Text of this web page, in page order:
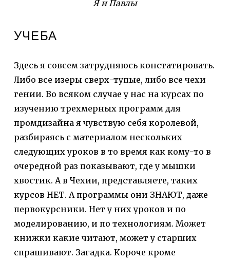
Я и Павлы
УЧЕБА
Здесь я совсем затрудняюсь констатировать.
Либо все изеры сверх-тупые, либо все чехи
гении. Во всяком случае у нас на курсах по
изучению трехмерных программ для
промдизайна я чувствую себя королевой,
разбираясь с материалом нескольких
следующих уроков в то время как кому-то в
очередной раз показывают, где у мышки
хвостик. А в Чехии, представляете, таких
курсов НЕТ. А программы они ЗНАЮТ, даже
первокурсники. Нет у них уроков и по
моделированию, и по технологиям. Может
книжки какие читают, может у старших
спрашивают. Загадка. Короче кроме